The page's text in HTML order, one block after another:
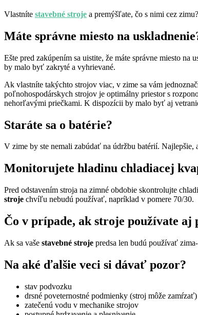
Vlastníte stavebné stroje a premýšľate, čo s nimi cez
Máte správne miesto na
Ešte pred zakúpením sa uistite, že máte správne miesto na
by malo byť zakryté a vyhrievané.
Ak vlastníte takýchto strojov viac, v zime sa vám
poľnohospodárskych strojov je optimálny priestor s
nehorľavými priečkami. K dispozícii by malo byť aj
Staráte sa o batérie?
V zime by ste nemali zabúdať na údržbu batérií. Najlepšie,
Monitorujete hladinu chladiacej
Pred odstavením stroja na zimné obdobie skontrolujte
stroje chvíľu nebudú používať, napríklad v pomere 70/30.
Čo v prípade, ak stroje používate aj
Ak sa vaše stavebné stroje predsa len budú používať
Na aké ďalšie veci si dávať pozor?
stav podvozku
drsné poveternostné podmienky (stroj môže zamŕzať)
zatečenú vodu v mechanike strojov